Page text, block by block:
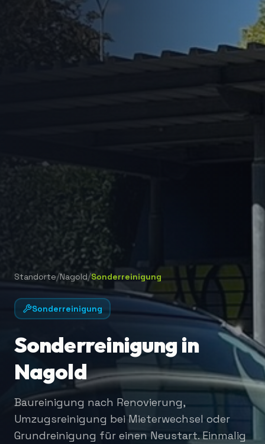
Standorte/Nagold/Sonderreinigung
Sonderreinigung
Sonderreinigung in
Nagold
Baureinigung nach Renovierung,
Umzugsreinigung bei Mieterwechsel oder
Grundreinigung für einen Neustart. Einmalig